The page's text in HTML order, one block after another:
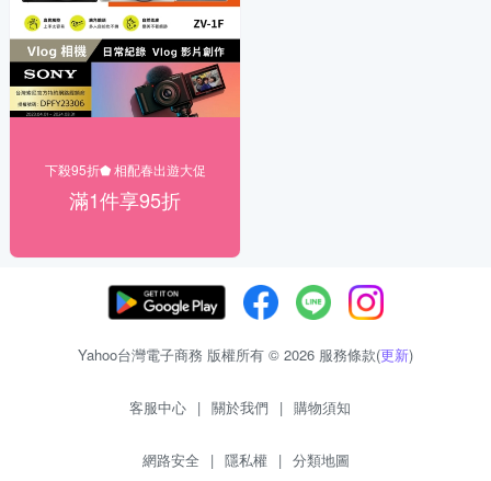
下殺95折⬟ 相配春出遊大促
滿1件享95折
Yahoo台灣電子商務 版權所有 © 2026 服務條款(更新)
客服中心 | 關於我們 | 購物須知
網路安全 | 隱私權 | 分類地圖